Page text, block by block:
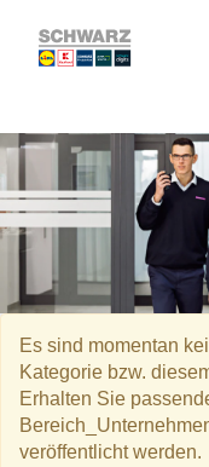
Es sind momentan
Kategorie bzw.
Erhalten Sie
veröffentlicht werden.